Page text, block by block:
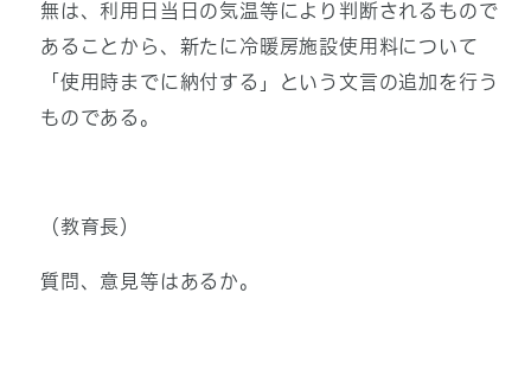
無は、利用日当日の気温等により判断されるもので
あることから、新たに冷暖房施設使用料について
「使用時までに納付する」という文言の追加を行う
ものである。
（教育長）
質問、意見等はあるか。